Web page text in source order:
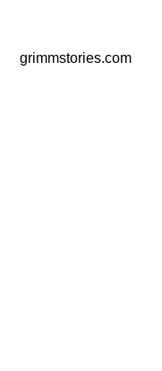
grimmstories.com